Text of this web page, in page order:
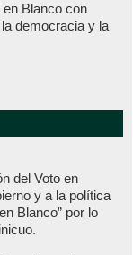
en Blanco con
democracia y la
del Voto en
y a la política
Blanco” por lo